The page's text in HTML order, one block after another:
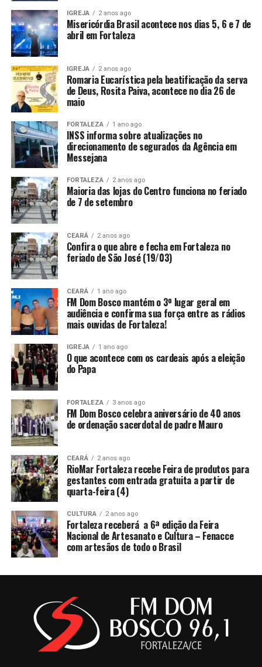
IGREJA 2 anos ago
Misericórdia Brasil acontece nos dias 5, 6 e 7 de
abril em Fortaleza
IGREJA 2 anos ago
Romaria Eucarística pela beatificação da serva
de Deus, Rosita Paiva, acontece no dia 26 de
maio
FORTALEZA 1 ano ago
INSS informa sobre atualizações no
direcionamento de segurados da Agência em
Messejana
FORTALEZA 2 anos ago
Maioria das lojas do Centro funciona no feriado
de 7 de setembro
CEARÁ 2 anos ago
Confira o que abre e fecha em Fortaleza no
feriado de São José (19/03)
CEARÁ 1 ano ago
FM Dom Bosco mantém o 3º lugar geral em
audiência e confirma sua força entre as rádios
mais ouvidas de Fortaleza!
IGREJA 1 ano ago
O que acontece com os cardeais após a eleição
do Papa
FORTALEZA 3 anos ago
FM Dom Bosco celebra aniversário de 40 anos
de ordenação sacerdotal de padre Mauro
CEARÁ 2 anos ago
RioMar Fortaleza recebe Feira de produtos para
gestantes com entrada gratuita a partir de
quarta-feira (4)
CULTURA 2 anos ago
Fortaleza receberá a 6ª edição da Feira
Nacional de Artesanato e Cultura – Fenacce
com artesãos de todo o Brasil